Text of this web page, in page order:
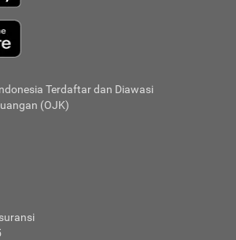
Terdaftar dan Diawasi
(OJK)